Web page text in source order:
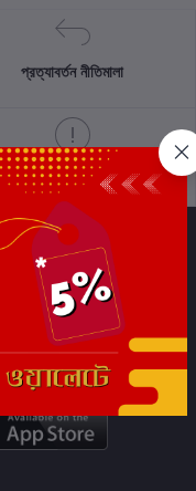
প্রত্যাবর্তন নীতিমালা
গোপনীয়তা নীতি
সাবস্ক্রাইব